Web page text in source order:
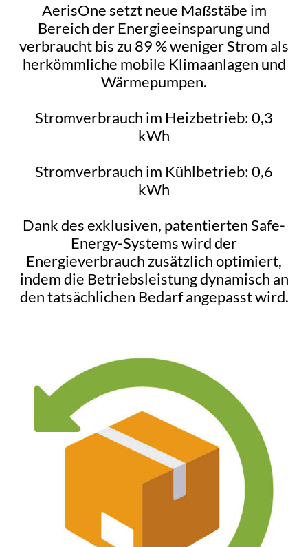
AerisOne setzt neue Maßstäbe im
Bereich der Energieeinsparung und
verbraucht bis zu 89 % weniger Strom als
herkömmliche mobile Klimaanlagen und
Wärmepumpen.
Stromverbrauch im Heizbetrieb: 0,3
kWh
Stromverbrauch im Kühlbetrieb: 0,6
kWh
Dank des exklusiven, patentierten Safe-
Energy-Systems wird der
Energieverbrauch zusätzlich optimiert,
indem die Betriebsleistung dynamisch an
den tatsächlichen Bedarf angepasst wird.